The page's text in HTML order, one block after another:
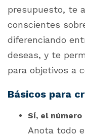
presupuesto, te
conscientes
diferenciando
deseas, y te
para objetivos a
Básicos para
Sí, el
Anota todo